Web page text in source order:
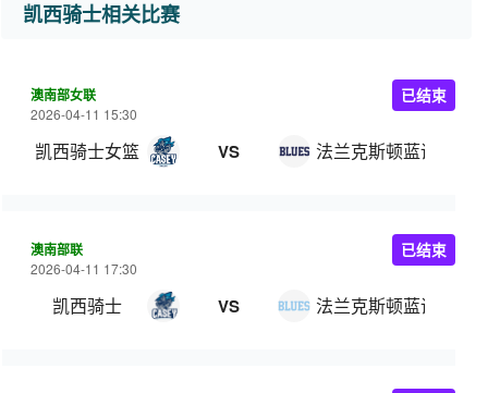
凯西骑士相关比赛
澳南部女联
2026-04-11 15:30
凯西骑士女篮 VS 法兰克斯顿蓝调女篮
已结束
澳南部联
2026-04-11 17:30
凯西骑士 VS 法兰克斯顿蓝调
已结束